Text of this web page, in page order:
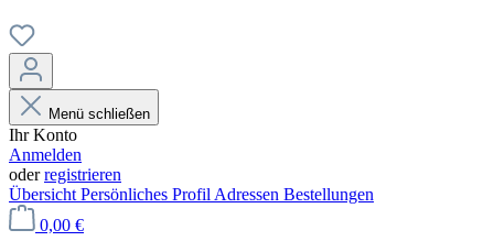
Menü schließen
Ihr Konto
Anmelden
oderregistrieren
Übersicht Persönliches Profil Adressen Bestellungen
0,00 €